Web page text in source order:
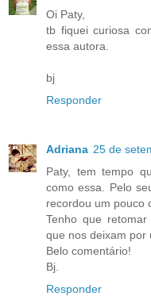
Oi Paty,
tb fiquei curiosa
essa autora.
bj
Responder
Adriana 25 de
Paty, tem tempo
como essa. Pelo
recordou um pouco
Tenho que
que nos deixam por
Belo comentário!
Bj.
Responder